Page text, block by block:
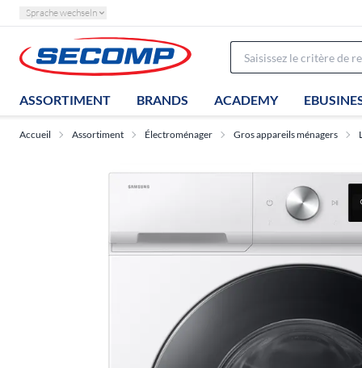
Sprache wechseln
ASSORTIMENT BRANDS ACADEMY
Accueil Assortiment Électroménager Gros appareils ménagers